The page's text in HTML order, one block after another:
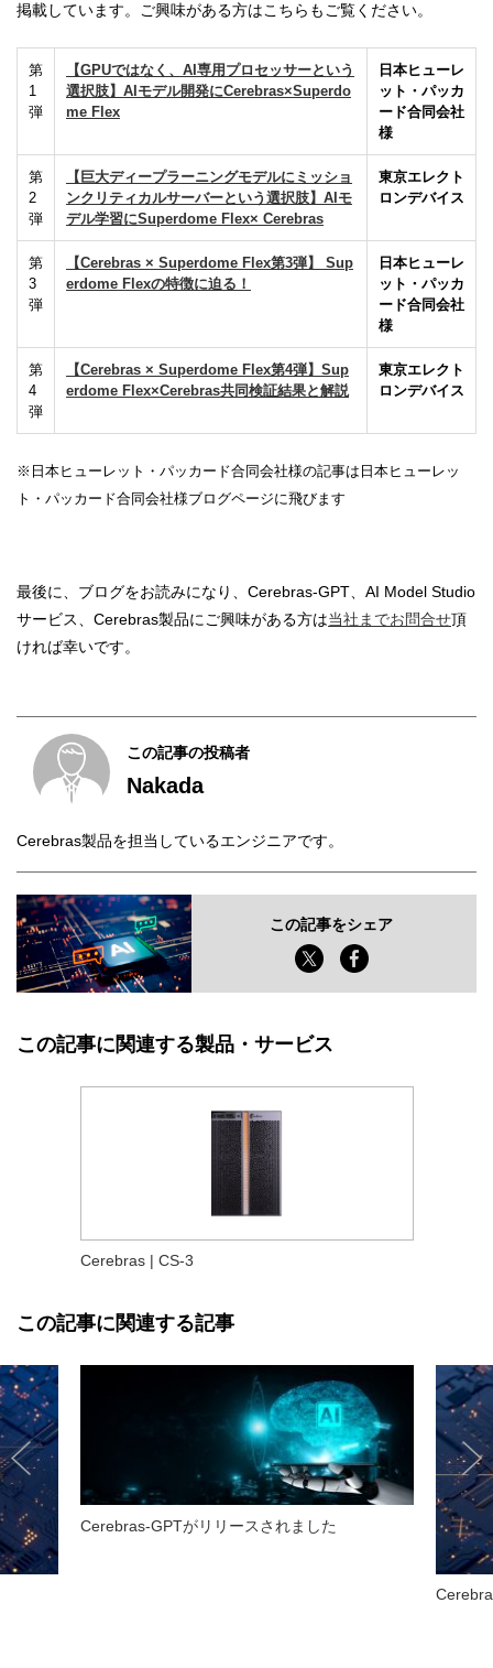
掲載しています。ご興味がある方はこちらもご覧ください。
第
1
弾
【GPUではなく、 AI 専用プロセッサーという
選択肢】 AI モデル開発にCerebras×Superdo
me Flex
日本ヒューレ
ット・パッカ
ード合同会社
様
第
2
弾
【巨大ディープラーニングモデルにミッショ
ンクリティカルサーバーという選択肢】AIモ
デル学習にSuperdome Flex× Cerebras
東京エレクト
ロンデバイス
第
3
弾
【Cerebras × Superdome Flex第3弾】 Sup
erdome Flexの特徴に迫る！
日本ヒューレ
ット・パッカ
ード合同会社
様
第
4
弾
【Cerebras × Superdome Flex第4弾】Sup
erdome Flex×Cerebras共同検証結果と解説
東京エレクト
ロンデバイス
※日本ヒューレット・パッカード合同会社様の記事は日本ヒューレッ
ト・パッカード合同会社様ブログページに飛びます
最後に、ブログをお読みになり、Cerebras-GPT、AI Model Studio
サービス、Cerebras製品にご興味がある方は当社までお問合せ頂
ければ幸いです。
この記事の投稿者
Nakada
Cerebras製品を担当しているエンジニアです。
この記事をシェア
この記事に関連する製品・サービス
Cerebras | CS-3
この記事に関連する記事
Cerebras-GPTがリリースされました